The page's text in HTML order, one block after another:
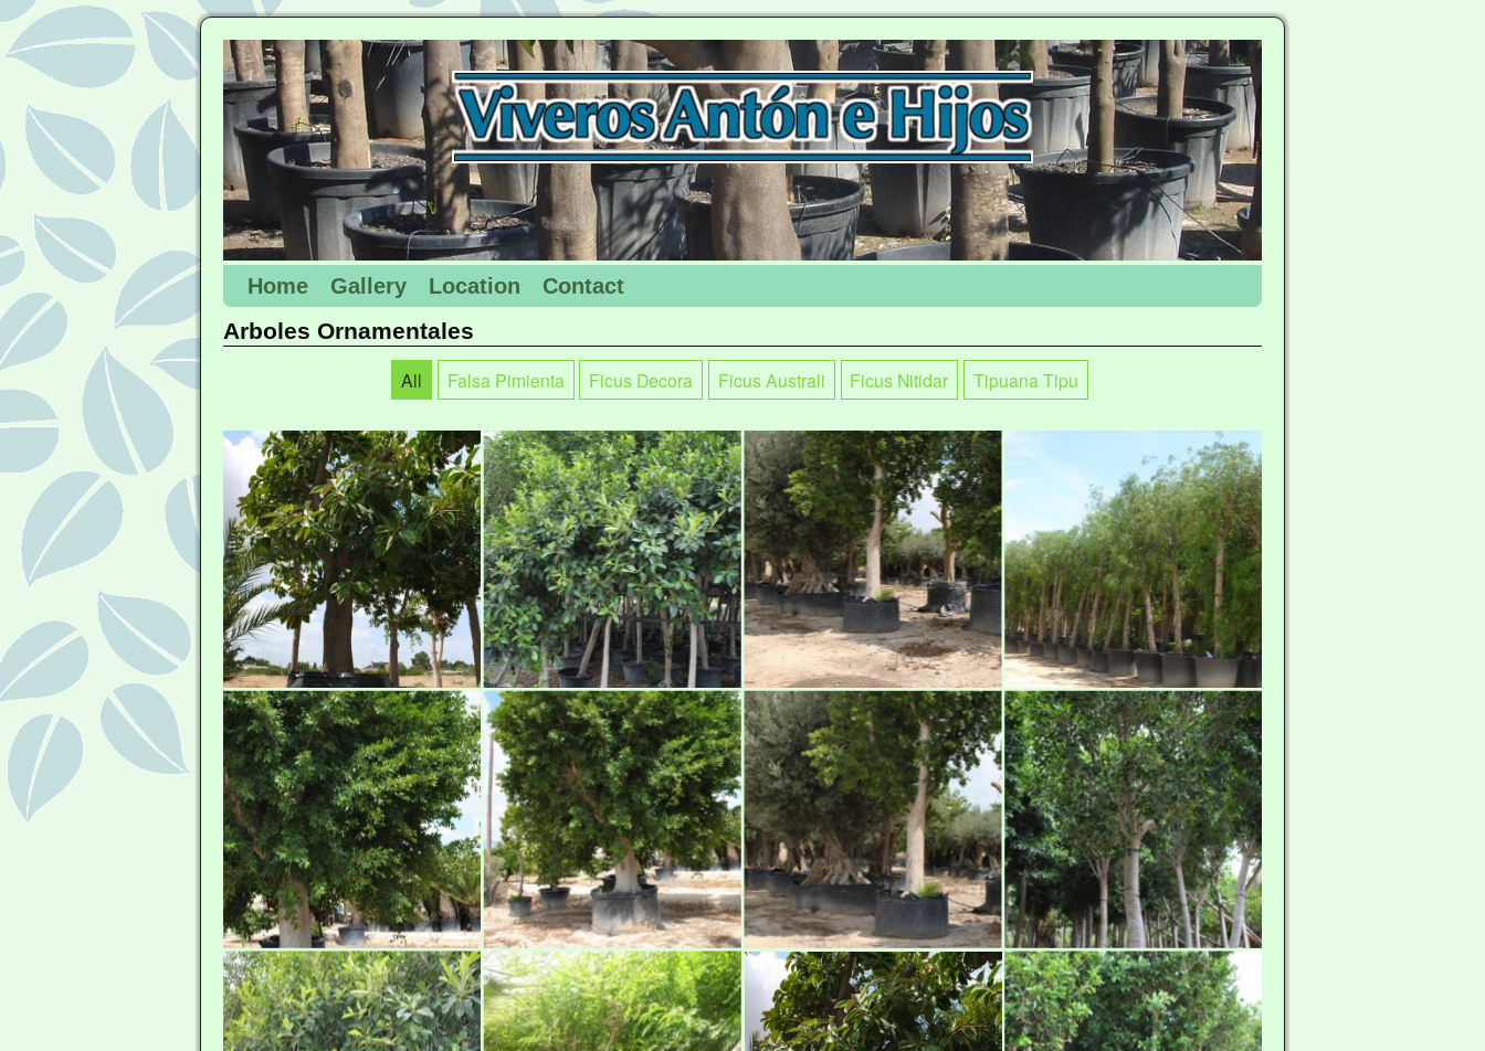
Home Gallery Location Contact
Arboles Ornamentales
All Falsa Pimienta Ficus Decora Ficus Australi Ficus Nitidar Tipuana Tipu